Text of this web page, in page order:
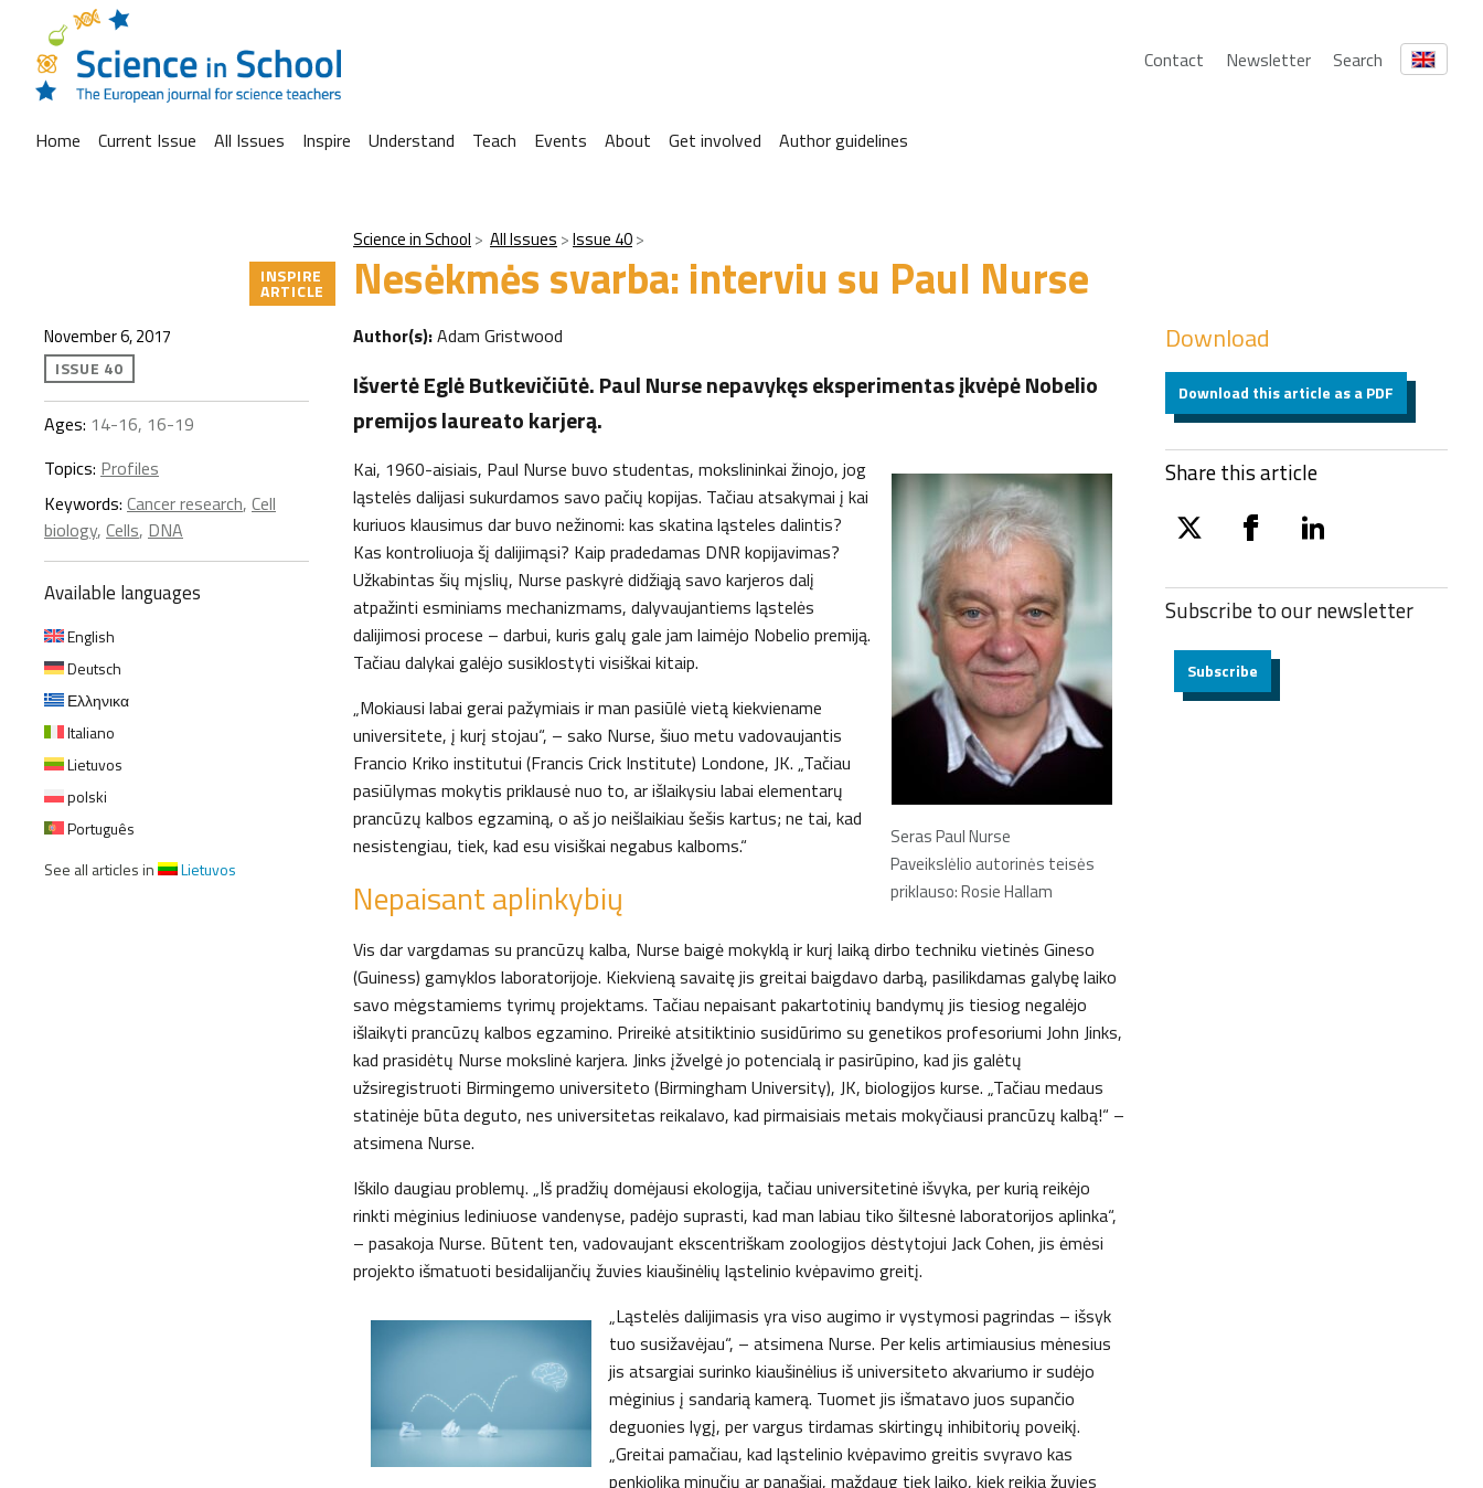
Contact Newsletter Search
Home Current Issue All Issues Inspire Understand Teach Events About Get involved Author guidelines
Science in School All Issues Issue 40
Nesėkmės svarba: interviu su Paul Nurse
INSPIRE
ARTICLE
November 6, 2017
ISSUE 40
Ages: 14-16, 16-19
Topics: Profiles
Keywords: Cancer research, Cell
biology, Cells, DNA
Available languages
English
Deutsch
Ελληνικα
Italiano
Lietuvos
polski
Português
See all articles in
Lietuvos
Author(s):Adam Gristwood
Išvertė Eglė Butkevičiūtė. Paul Nurse nepavykęs eksperimentas įkvėpė Nobelio
premijos laureato karjerą.
Seras Paul Nurse
Paveikslėlio autorinės teisės
priklauso: Rosie Hallam
Kai, 1960-aisiais, Paul Nurse buvo studentas, mokslininkai žinojo, jog
ląstelės dalijasi sukurdamos savo pačių kopijas. Tačiau atsakymai į kai
kuriuos klausimus dar buvo nežinomi: kas skatina ląsteles dalintis?
Kas kontroliuoja šį dalijimąsi? Kaip pradedamas DNR kopijavimas?
Užkabintas šių mįslių, Nurse paskyrė didžiąją savo karjeros dalį
atpažinti esminiams mechanizmams, dalyvaujantiems ląstelės
dalijimosi procese – darbui, kuris galų gale jam laimėjo Nobelio premiją.
Tačiau dalykai galėjo susiklostyti visiškai kitaip.
„Mokiausi labai gerai pažymiais ir man pasiūlė vietą kiekviename
universitete, į kurį stojau“, – sako Nurse, šiuo metu vadovaujantis
Francio Kriko institutui (Francis Crick Institute) Londone, JK. „Tačiau
pasiūlymas mokytis priklausė nuo to, ar išlaikysiu labai elementarų
prancūzų kalbos egzaminą, o aš jo neišlaikiau šešis kartus; ne tai, kad
nesistengiau, tiek, kad esu visiškai negabus kalboms.“
Nepaisant aplinkybių
Vis dar vargdamas su prancūzų kalba, Nurse baigė mokyklą ir kurį laiką dirbo techniku vietinės Gineso
(Guiness) gamyklos laboratorijoje. Kiekvieną savaitę jis greitai baigdavo darbą, pasilikdamas galybę laiko
savo mėgstamiems tyrimų projektams. Tačiau nepaisant pakartotinių bandymų jis tiesiog negalėjo
išlaikyti prancūzų kalbos egzamino. Prireikė atsitiktinio susidūrimo su genetikos profesoriumi John Jinks,
kad prasidėtų Nurse mokslinė karjera. Jinks įžvelgė jo potencialą ir pasirūpino, kad jis galėtų
užsiregistruoti Birmingemo universiteto (Birmingham University), JK, biologijos kurse. „Tačiau medaus
statinėje būta deguto, nes universitetas reikalavo, kad pirmaisiais metais mokyčiausi prancūzų kalbą!“ –
atsimena Nurse.
Iškilo daugiau problemų. „Iš pradžių domėjausi ekologija, tačiau universitetinė išvyka, per kurią reikėjo
rinkti mėginius lediniuose vandenyse, padėjo suprasti, kad man labiau tiko šiltesnė laboratorijos aplinka“,
– pasakoja Nurse. Būtent ten, vadovaujant ekscentriškam zoologijos dėstytojui Jack Cohen, jis ėmėsi
projekto išmatuoti besidalijančių žuvies kiaušinėlių ląstelinio kvėpavimo greitį.
„Ląstelės dalijimasis yra viso augimo ir vystymosi pagrindas – išsyk
tuo susižavėjau“, – atsimena Nurse. Per kelis artimiausius mėnesius
jis atsargiai surinko kiaušinėlius iš universiteto akvariumo ir sudėjo
mėginius į sandarią kamerą. Tuomet jis išmatavo juos supančio
deguonies lygį, per vargus tirdamas skirtingų inhibitorių poveikį.
„Greitai pamačiau, kad ląstelinio kvėpavimo greitis svyravo kas
penkiolika minučių ar panašiai, maždaug tiek laiko, kiek reikia žuvies
Download
Download this article as a PDF
Share this article
twitter facebooklinkedin
Subscribe to ournewsletter
Subscribe